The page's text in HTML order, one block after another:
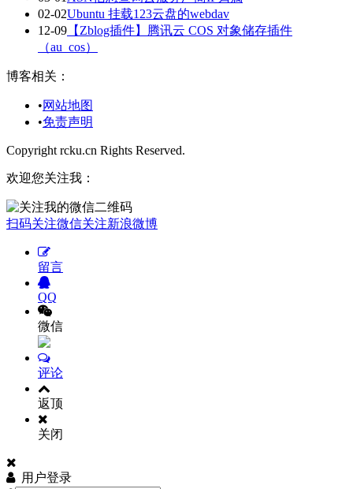
02-02Ubuntu 挂载123云盘的webdav
12-09 【Zblog插件】腾讯云 COS 对象储存插件
（au_cos）
博客相关：
•网站地图
•免责声明
Copyright rcku.cn Rights Reserved.
欢迎您关注我：
扫码关注微信关注新浪微博
留言
QQ
微信
评论
返顶
关闭
用户登录